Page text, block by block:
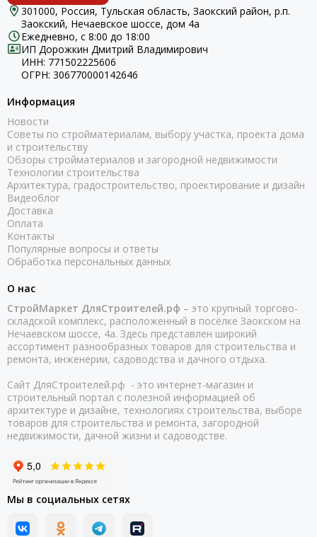
301000, Россия, Тульская область, Заокский район, р.п.
Заокский, Нечаевское шоссе, дом 4а
Ежедневно, с 8:00 до 18:00
ИП Дорожкин Дмитрий Владимирович
ИНН: 771502225606
ОГРН: 306770000142646
Информация
Новости
Советы по стройматериалам, выбору участка, проекта дома
и строительству
Обзоры стройматериалов и загородной недвижимости
Технологии строительства
Архитектура, градостроительство, проектирование и дизайн
Видеоблог
Доставка
Оплата
Контакты
Популярные вопросы и ответы
Обработка персональных данных
О нас
СтройМаркет ДляСтроителей.рф – это крупный торгово-
складской комплекс, расположенный в посёлке Заокском на
Нечаевском шоссе, 4а. Здесь представлен широкий
ассортимент разнообразных товаров для строительства и
ремонта, инженерии, садоводства и дачного отдыха.
Сайт ДляСтроителей.рф - это интернет-магазин и
строительный портал с полезной информацией об
архитектуре и дизайне, технологиях строительства, выборе
товаров для строительства и ремонта, загородной
недвижимости, дачной жизни и садоводстве.
Мы в социальных сетях